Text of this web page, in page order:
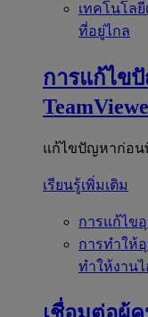
เทคโนโล
ที่อยู่ไกล
การแก้ไข
แก้ไขปัญหาก่อน
เรียนรู้เพิ่มเติม
การแก้ไข
การทำให้
ทำให้งาน